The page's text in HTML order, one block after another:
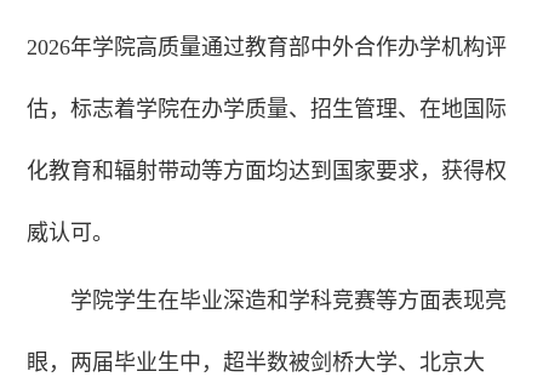
2026年学院高质量通过教育部中外合作办学机构评
估，标志着学院在办学质量、招生管理、在地国际
化教育和辐射带动等方面均达到国家要求，获得权
威认可。
学院学生在毕业深造和学科竞赛等方面表现亮
眼，两届毕业生中，超半数被剑桥大学、北京大